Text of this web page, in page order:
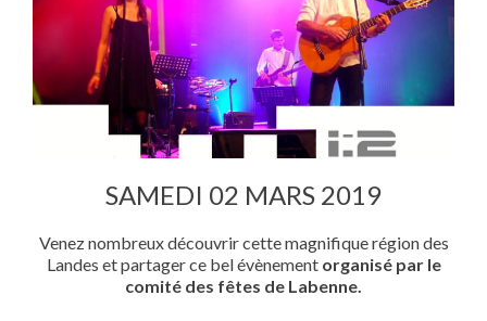
SAMEDI 02 MARS 2019
Venez nombreux découvrir cette magnifique région des
Landes et partager ce bel évènement organisé par le
comité des fêtes de Labenne.